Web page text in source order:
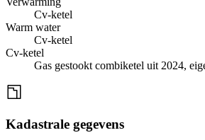
Cv-ketel
Warm water
Cv-ketel
Cv-ketel
Gas gestookt combiketel uit 2024,
Kadastrale gegevens